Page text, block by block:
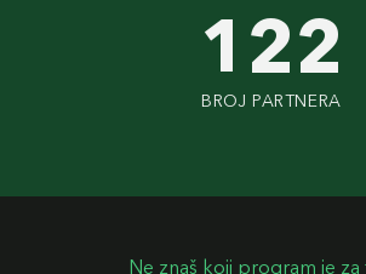
BROJ PARTNERA
122
Ne znaš koji program je za